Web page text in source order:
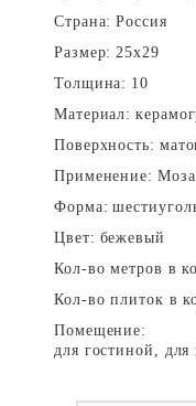
Страна: Россия
Размер: 25x29
Толщина: 10
Материал:
Поверхность:
Применение:
Форма:
Цвет: бежевый
Кол-во метров в
Кол-во плиток в
Помещение:
для гостиной,